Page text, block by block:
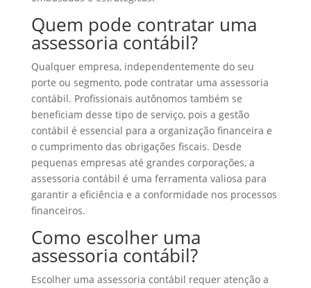
Quem pode contratar uma
assessoria contábil?
Qualquer empresa, independentemente do seu
porte ou segmento, pode contratar uma assessoria
contábil. Profissionais autônomos também se
beneficiam desse tipo de serviço, pois a gestão
contábil é essencial para a organização financeira e
o cumprimento das obrigações fiscais. Desde
pequenas empresas até grandes corporações, a
assessoria contábil é uma ferramenta valiosa para
garantir a eficiência e a conformidade nos processos
financeiros.
Como escolher uma
assessoria contábil?
Escolher uma assessoria contábil requer atenção a